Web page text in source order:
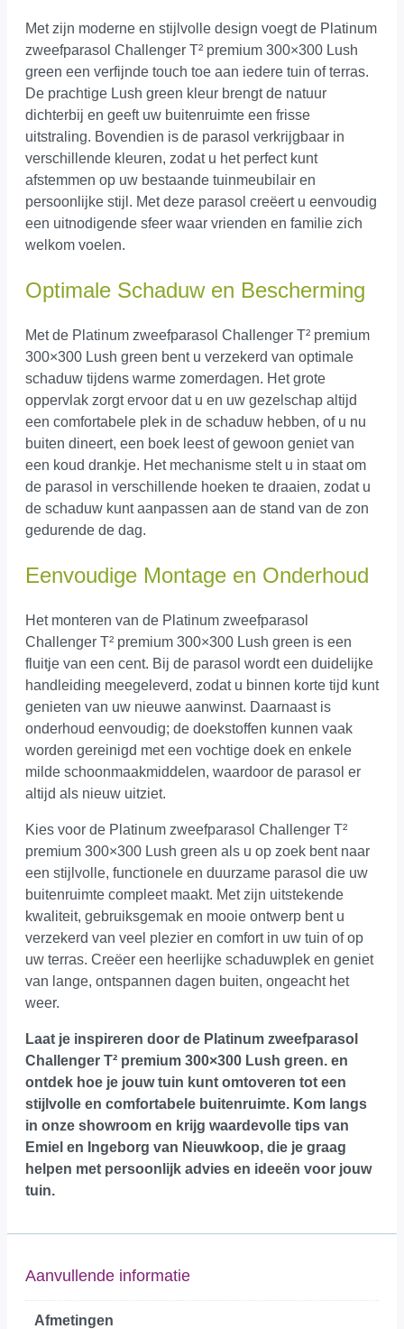
Met zijn moderne en stijlvolle design voegt de Platinum
zweefparasol Challenger T² premium 300×300 Lush
green een verfijnde touch toe aan iedere tuin of terras.
De prachtige Lush green kleur brengt de natuur
dichterbij en geeft uw buitenruimte een frisse
uitstraling. Bovendien is de parasol verkrijgbaar in
verschillende kleuren, zodat u het perfect kunt
afstemmen op uw bestaande tuinmeubilair en
persoonlijke stijl. Met deze parasol creëert u eenvoudig
een uitnodigende sfeer waar vrienden en familie zich
welkom voelen.
Optimale Schaduw en Bescherming
Met de Platinum zweefparasol Challenger T² premium
300×300 Lush green bent u verzekerd van optimale
schaduw tijdens warme zomerdagen. Het grote
oppervlak zorgt ervoor dat u en uw gezelschap altijd
een comfortabele plek in de schaduw hebben, of u nu
buiten dineert, een boek leest of gewoon geniet van
een koud drankje. Het mechanisme stelt u in staat om
de parasol in verschillende hoeken te draaien, zodat u
de schaduw kunt aanpassen aan de stand van de zon
gedurende de dag.
Eenvoudige Montage en Onderhoud
Het monteren van de Platinum zweefparasol
Challenger T² premium 300×300 Lush green is een
fluitje van een cent. Bij de parasol wordt een duidelijke
handleiding meegeleverd, zodat u binnen korte tijd kunt
genieten van uw nieuwe aanwinst. Daarnaast is
onderhoud eenvoudig; de doekstoffen kunnen vaak
worden gereinigd met een vochtige doek en enkele
milde schoonmaakmiddelen, waardoor de parasol er
altijd als nieuw uitziet.
Kies voor de Platinum zweefparasol Challenger T²
premium 300×300 Lush green als u op zoek bent naar
een stijlvolle, functionele en duurzame parasol die uw
buitenruimte compleet maakt. Met zijn uitstekende
kwaliteit, gebruiksgemak en mooie ontwerp bent u
verzekerd van veel plezier en comfort in uw tuin of op
uw terras. Creëer een heerlijke schaduwplek en geniet
van lange, ontspannen dagen buiten, ongeacht het
weer.
Laat je inspireren door de Platinum zweefparasol
Challenger T² premium 300×300 Lush green. en
ontdek hoe je jouw tuin kunt omtoveren tot een
stijlvolle en comfortabele buitenruimte. Kom langs
in onze showroom en krijg waardevolle tips van
Emiel en Ingeborg van Nieuwkoop, die je graag
helpen met persoonlijk advies en ideeën voor jouw
tuin.
Aanvullende informatie
Afmetingen